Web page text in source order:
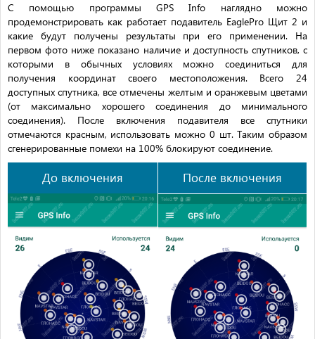
С помощью программы GPS Info наглядно можно
продемонстрировать как работает подавитель EaglePro Щит 2 и
какие будут получены результаты при его применении. На
первом фото ниже показано наличие и доступность спутников, с
которыми в обычных условиях можно соединиться для
получения координат своего местоположения. Всего 24
доступных спутника, все отмечены желтым и оранжевым цветами
(от максимально хорошего соединения до минимального
соединения). После включения подавителя все спутники
отмечаются красным, использовать можно 0 шт. Таким образом
сгенерированные помехи на 100% блокируют соединение.
До включения После включения